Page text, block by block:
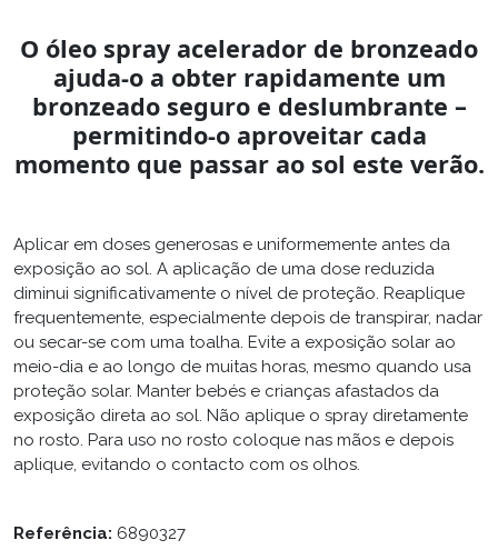
O óleo spray acelerador de bronzeado
ajuda-o a obter rapidamente um
bronzeado seguro e deslumbrante –
permitindo-o aproveitar cada
momento que passar ao sol este verão.
Aplicar em doses generosas e uniformemente antes da
exposição ao sol. A aplicação de uma dose reduzida
diminui significativamente o nível de proteção. Reaplique
frequentemente, especialmente depois de transpirar, nadar
ou secar-se com uma toalha. Evite a exposição solar ao
meio-dia e ao longo de muitas horas, mesmo quando usa
proteção solar. Manter bebés e crianças afastados da
exposição direta ao sol. Não aplique o spray diretamente
no rosto. Para uso no rosto coloque nas mãos e depois
aplique, evitando o contacto com os olhos.
Referência: 6890327